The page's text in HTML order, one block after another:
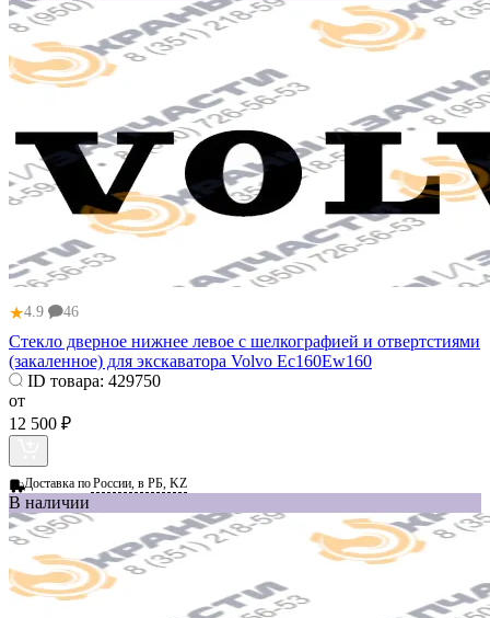
★4.9 46
Стекло дверное нижнее левое с шелкографией и отвертстиями
(закаленное) для экскаватора Volvo Ec160Ew160
ID товара: 429750
от
12 500 ₽
Доставка поРоссии, в РБ, KZ
В наличии